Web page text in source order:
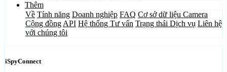
Thêm
Về Tính năng Doanh nghiệp FAQ Cơ sở dữ liệu Camera
Cộng đồng API Hệ thống Tư vấn Trạng thái Dịch vụ Liên hệ
với chúng tôi
iSpyConnect